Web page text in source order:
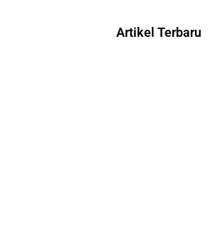
Artikel Terbaru